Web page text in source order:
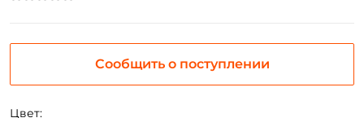
Цвет:
Сообщить о поступлении